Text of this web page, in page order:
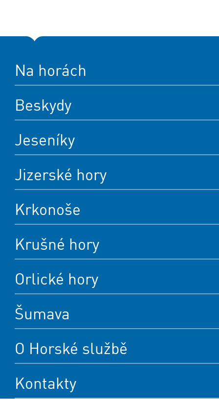
Na horách
Beskydy
Jeseníky
Jizerské hory
Krkonoše
Krušné hory
Orlické hory
Šumava
O Horské službě
Kontakty